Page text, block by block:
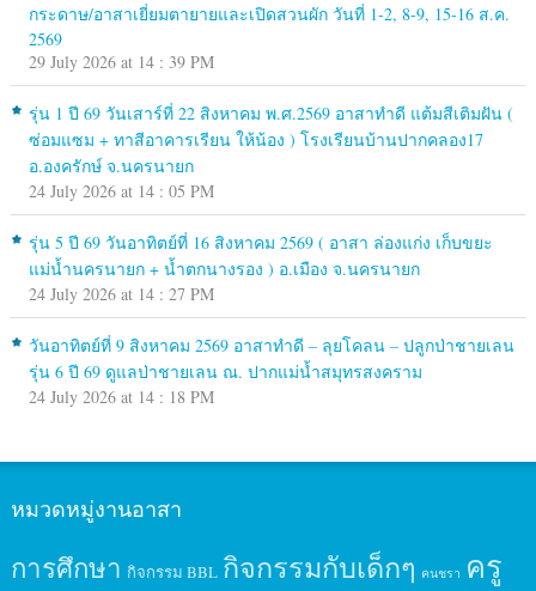
กระดาษ/อาสาเยี่ยมตายายและเปิดสวนผัก วันที่ 1-2, 8-9, 15-16 ส.ค.
2569
29 July 2026 at 14 : 39 PM
รุ่น 1 ปี 69 วันเสาร์ที่ 22 สิงหาคม พ.ศ.2569 อาสาทำดี แต้มสีเติมฝัน (
ซ่อมแซม + ทาสีอาคารเรียน ให้น้อง ) โรงเรียนบ้านปากคลอง17
อ.องครักษ์ จ.นครนายก
24 July 2026 at 14 : 05 PM
รุ่น 5 ปี 69 วันอาทิตย์ที่ 16 สิงหาคม 2569 ( อาสา ล่องแก่ง เก็บขยะ
แม่น้ำนครนายก + น้ำตกนางรอง ) อ.เมือง จ.นครนายก
24 July 2026 at 14 : 27 PM
วันอาทิตย์ที่ 9 สิงหาคม 2569 อาสาทำดี – ลุยโคลน – ปลูกป่าชายเลน
รุ่น 6 ปี 69 ดูแลป่าชายเลน ณ. ปากแม่น้ำสมุทรสงคราม
24 July 2026 at 14 : 18 PM
หมวดหมู่งานอาสา
การศึกษา กิจกรรม BBL กิจกรรมกับเด็กๆ คนชรา ครู